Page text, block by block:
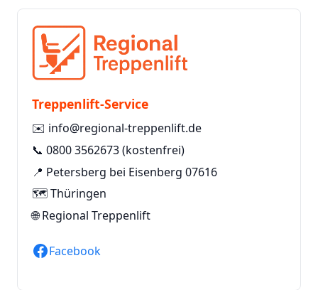
Treppenlift-Service
✉️ info@regional-treppenlift.de
📞 0800 3562673(kostenfrei)
📍 Petersberg bei Eisenberg 07616
🗺️ Thüringen
🌐Regional Treppenlift
Facebook